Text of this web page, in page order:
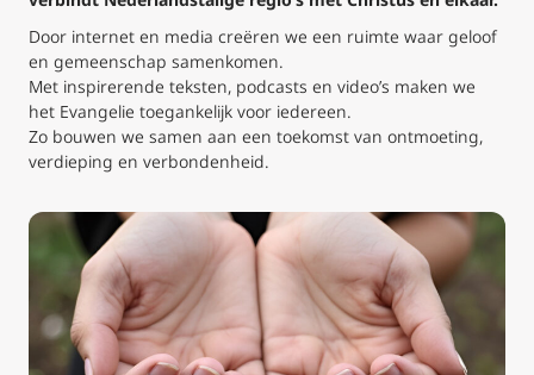
Door internet en media creëren we een ruimte waar geloof
en gemeenschap samenkomen.
Met inspirerende teksten, podcasts en video’s maken we
het Evangelie toegankelijk voor iedereen.
Zo bouwen we samen aan een toekomst van ontmoeting,
verdieping en verbondenheid.